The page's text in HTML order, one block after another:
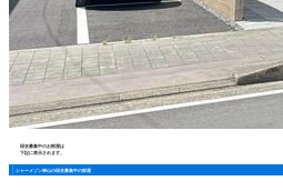
現在募集中のお部屋は
下記に表示されます。
シャーメゾン神山の現在募集中の部屋